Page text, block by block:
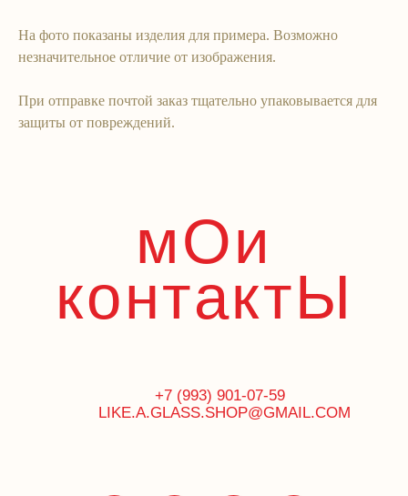
На фото показаны изделия для примера. Возможно
незначительное отличие от изображения.
При отправке почтой заказ тщательно упаковывается для
защиты от повреждений.
Адреса шоурумовздесь
© Все права защищены. 2026
Политика конфиденциальности
Публичная оферта
Патент на бусины-конфеты